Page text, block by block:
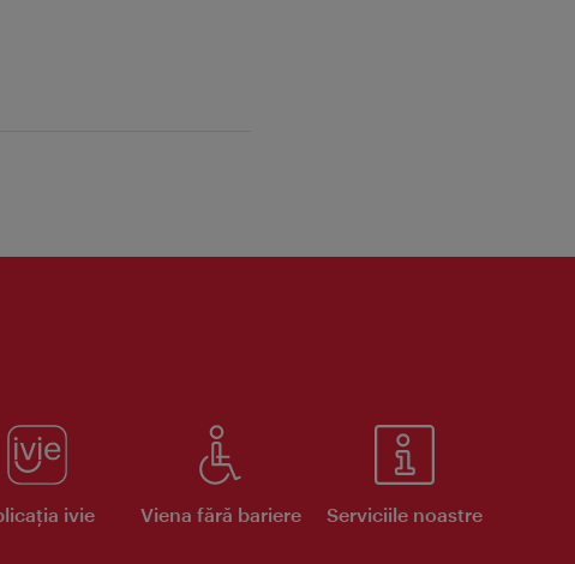
ivie Viena fără bariere Serviciile noastre